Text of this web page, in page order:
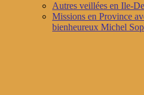
Autres veillées en Ile-
Missions en Province
bienheureux Michel